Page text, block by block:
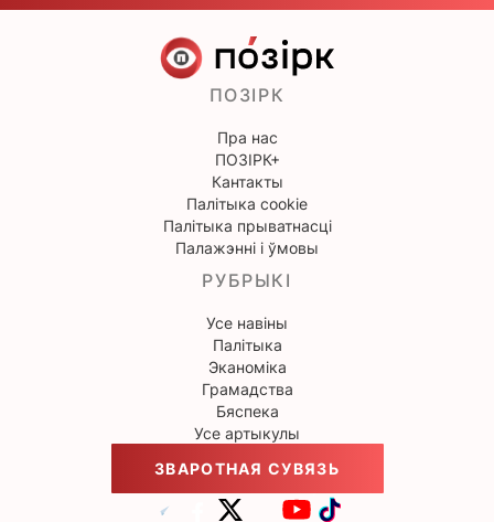
ПОЗІРК
Пра нас
ПОЗІРК+
Кантакты
Палітыка cookie
Палітыка прыватнасці
Палажэнні і ўмовы
РУБРЫКІ
Усе навіны
Палітыка
Эканоміка
Грамадства
Бяспека
Усе артыкулы
ЗВАРОТНАЯ СУВЯЗЬ